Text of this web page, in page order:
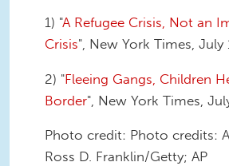
1) "A Refugee Crisis, Not an
Crisis", New York Times, July
2) "Fleeing Gangs, Children
Border", New York Times,
Photo credit: Photo credits:
Ross D. Franklin/Getty; AP